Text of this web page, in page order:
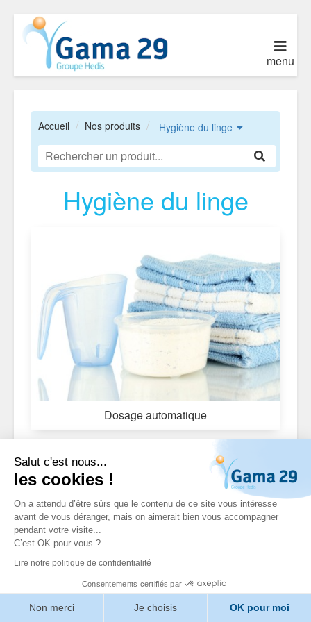
Salut c'est nous...
les cookies !
On a attendu d’être sûrs que le contenu de ce site vous intéresse
avant de vous déranger, mais on aimerait bien vous accompagner
pendant votre visite...
C’est OK pour vous ?
Lire notre politique de confidentialité
Consentements certifiés par
Non merci Je choisis OK pour moi
menu
Accueil Nos produits Hygiène du linge
Hygiène du linge
Dosage automatique